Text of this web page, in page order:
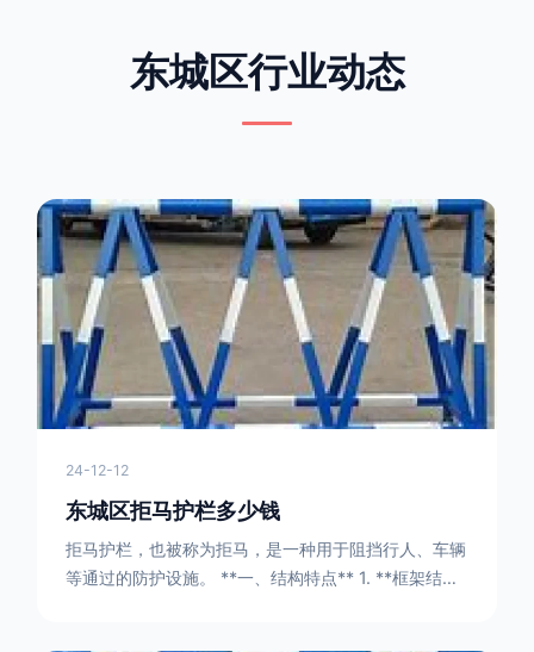
东城区行业动态
24-12-12
东城区拒马护栏多少钱
拒马护栏，也被称为拒马，是一种用于阻挡行人、车辆
等通过的防护设施。 **一、结构特点** 1. **框架结构